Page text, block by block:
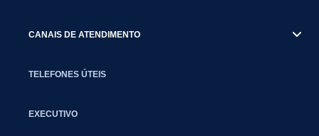
CANAIS DE ATENDIMENTO
TELEFONES ÚTEIS
EXECUTIVO